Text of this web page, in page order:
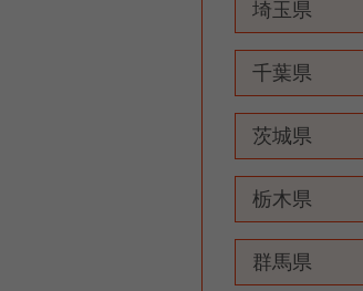
埼玉県
千葉県
茨城県
栃木県
群馬県